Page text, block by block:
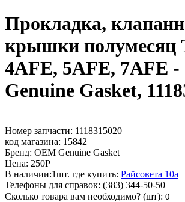
Прокладка,
крышки полумесяц
4AFE, 5AFE, 7AFE
Genuine Gasket,
Номер запчасти: 1118315020
код магазина: 15842
Бренд: OEM Genuine Gasket
Цена: 250Р
В наличии:1шт. где купить: Райсовета 10а
Телефоны для справок: (383) 344-50-50
Сколько товара вам необходимо? (шт):